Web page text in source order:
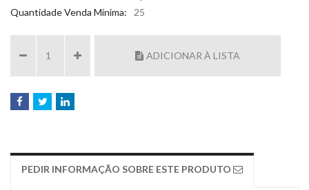
Quantidade Venda Mínima:
25
ADICIONAR À LISTA
PEDIR INFORMAÇÃO SOBRE ESTE PRODUTO